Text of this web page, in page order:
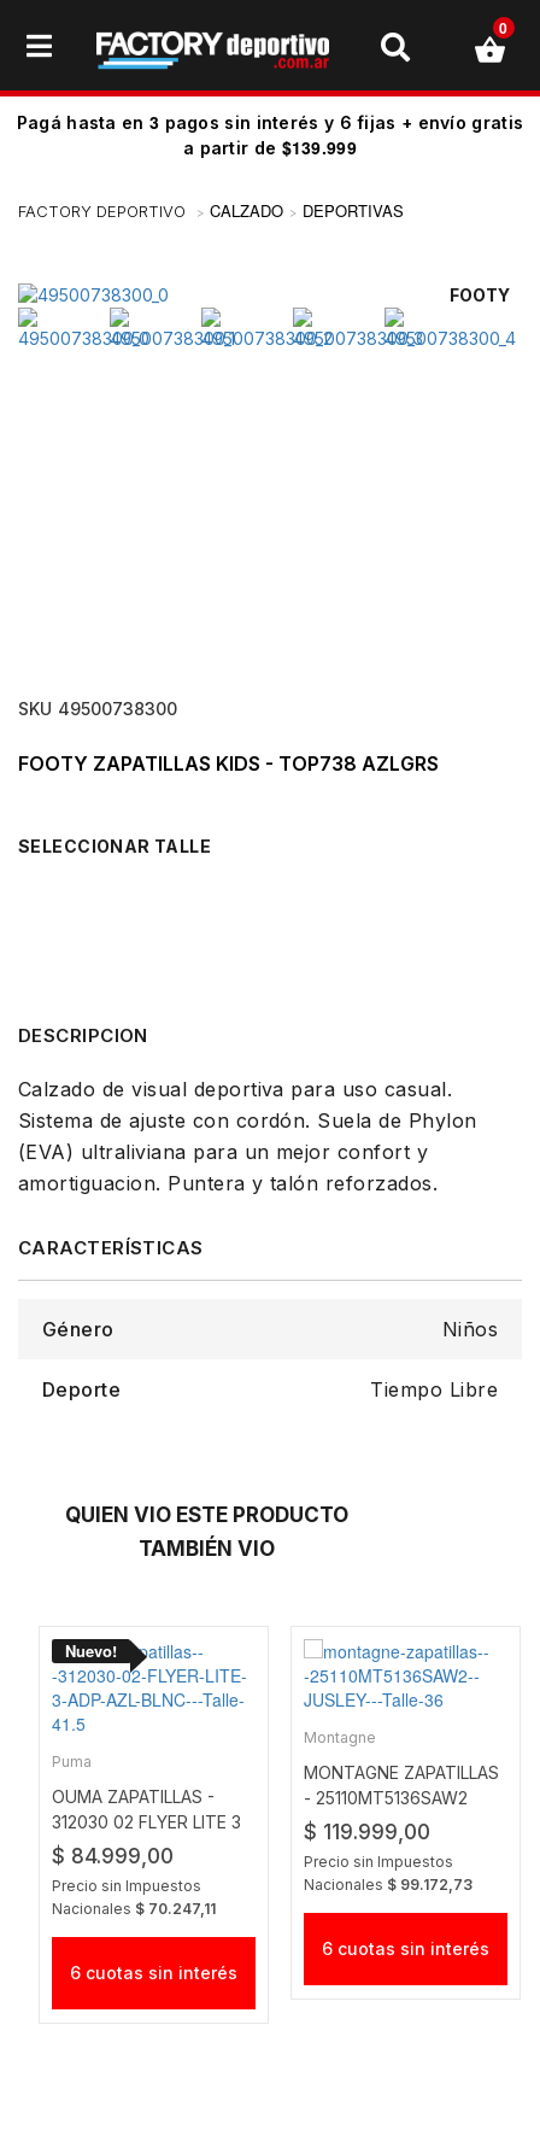
Pagá hasta en 3 pagos sin interés y 6 fijas + envío gratis
a partir de $139.999
0
CALZADO DEPORTIVAS
SKU 49500738300
FOOTY
FOOTY ZAPATILLAS KIDS - TOP738 AZLGRS
TALLE
DESCRIPCION
Calzado de visual deportiva para uso casual.
Sistema de ajuste con cordón. Suela de Phylon
(EVA) ultraliviana para un mejor confort y
amortiguacion. Puntera y talón reforzados.
Género Niños
Deporte Tiempo Libre
QUIEN VIO ESTE PRODUCTO
TAMBIÉN VIO
Puma
OUMA ZAPATILLAS -
312030 02 FLYER LITE 3
ADP AZL-BLNC
$ 84.999,00
Precio sin Impuestos
Nacionales $ 70.247,11
6 cuotas sin interés
Montagne
MONTAGNE ZAPATILLAS
- 25110MT5136SAW2
JUSLEY
$ 119.999,00
Precio sin Impuestos
Nacionales $ 99.172,73
6 cuotas sin interés